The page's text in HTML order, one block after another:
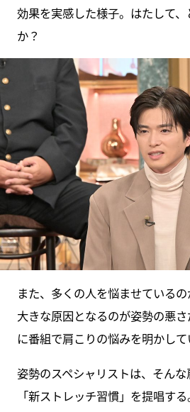
効果を実感した様子。はたして
か？
また、多くの人を悩ませている
大きな原因となるのが姿勢の悪
に番組で肩こりの悩みを明かして
姿勢のスペシャリストは、そん
「新ストレッチ習慣」を提唱す